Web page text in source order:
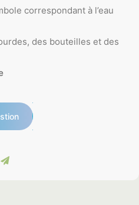
correspondant à l’eau
des bouteilles et des